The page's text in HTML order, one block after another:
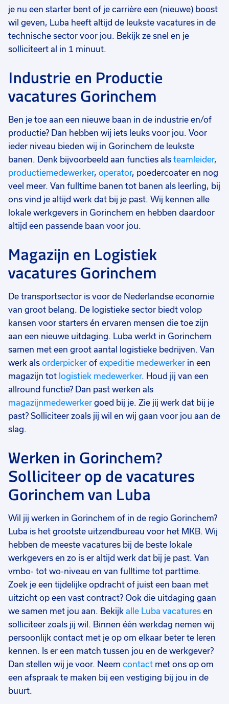
je nu een starter bent of je carrière een (nieuwe) boost
wil geven, Luba heeft altijd de leukste vacatures in de
technische sector voor jou. Bekijk ze snel en je
solliciteert al in 1 minuut.
Industrie en Productie
vacatures Gorinchem
Ben je toe aan een nieuwe baan in de industrie en/of
productie? Dan hebben wij iets leuks voor jou. Voor
ieder niveau bieden wij in Gorinchem de leukste
banen. Denk bijvoorbeeld aan functies als teamleider,
productiemedewerker, operator, poedercoater en nog
veel meer. Van fulltime banen tot banen als leerling, bij
ons vind je altijd werk dat bij je past. Wij kennen alle
lokale werkgevers in Gorinchem en hebben daardoor
altijd een passende baan voor jou.
Magazijn en Logistiek
vacatures Gorinchem
De transportsector is voor de Nederlandse economie
van groot belang. De logistieke sector biedt volop
kansen voor starters én ervaren mensen die toe zijn
aan een nieuwe uitdaging. Luba werkt in Gorinchem
samen met een groot aantal logistieke bedrijven. Van
werk als orderpicker of expeditie medewerker in een
magazijn tot logistiek medewerker. Houd jij van een
allround functie? Dan past werken als
magazijnmedewerker goed bij je. Zie jij werk dat bij je
past? Solliciteer zoals jij wil en wij gaan voor jou aan de
slag.
Werken in Gorinchem?
Solliciteer op de vacatures
Gorinchem van Luba
Wil jij werken in Gorinchem of in de regio Gorinchem?
Luba is het grootste uitzendbureau voor het MKB. Wij
hebben de meeste vacatures bij de beste lokale
werkgevers en zo is er altijd werk dat bij je past. Van
vmbo- tot wo-niveau en van fulltime tot parttime.
Zoek je een tijdelijke opdracht of juist een baan met
uitzicht op een vast contract? Ook die uitdaging gaan
we samen met jou aan. Bekijk alle Luba vacatures en
solliciteer zoals jij wil. Binnen één werkdag nemen wij
persoonlijk contact met je op om elkaar beter te leren
kennen. Is er een match tussen jou en de werkgever?
Dan stellen wij je voor. Neem contact met ons op om
een afspraak te maken bij een vestiging bij jou in de
buurt.